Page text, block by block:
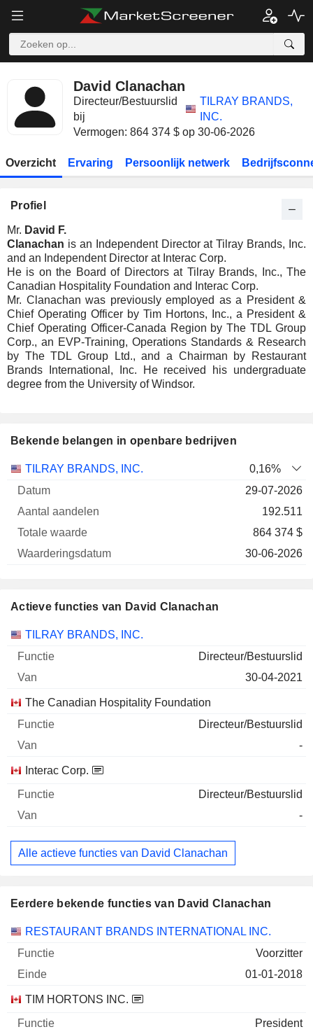
David Clanachan
Directeur/Bestuurslid
bij
TILRAY BRANDS,
INC.
Vermogen: 864 374 $ op 30-06-2026
Overzicht Ervaring Persoonlijk netwerk
Profiel
Mr. David F.
Clanachan is an Independent Director at Tilray Brands, Inc.
and an Independent Director at Interac Corp.
He is on the Board of Directors at Tilray Brands, Inc., The
Canadian Hospitality Foundation and Interac Corp.
Mr. Clanachan was previously employed as a President &
Chief Operating Officer by Tim Hortons, Inc., a President &
Chief Operating Officer-Canada Region by The TDL Group
Corp., an EVP-Training, Operations Standards & Research
by The TDL Group Ltd., and a Chairman by Restaurant
Brands International, Inc. He received his undergraduate
degree from the University of Windsor.
Bekende belangen in openbare bedrijven
Aantal
TILRAY BRANDS, INC.
0,16%
29-07-2026
192.511
864 374 $
30-06-2026
Actieve functies van David Clanachan
Bedrijven Functie Begin
TILRAY BRANDS, INC.
Directeur/Bestuurslid
30-04-2021
The Canadian Hospitality Foundation
Directeur/Bestuurslid
-
Interac Corp.
Directeur/Bestuurslid
-
Alle actieve functies van David Clanachan
Eerdere bekende functies van David Clanachan
Bedrijven Functie Einde
RESTAURANT BRANDS INTERNATIONAL INC.
Voorzitter
01-01-2018
TIM HORTONS INC.
President